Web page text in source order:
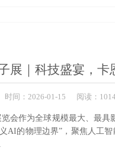
展｜科技盛宴，
时间：2026-01-15 阅读：1014
会作为全球规模最大、最
AI的物理边界”，聚焦人工